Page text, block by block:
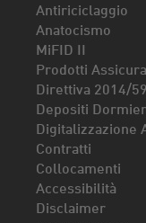
Antiriciclaggio
Anatocismo
MiFID II
Prodotti
Direttiva 2014/
Depositi
Digitalizzazione
Contratti
Collocamenti
Accessibilità
Disclaimer